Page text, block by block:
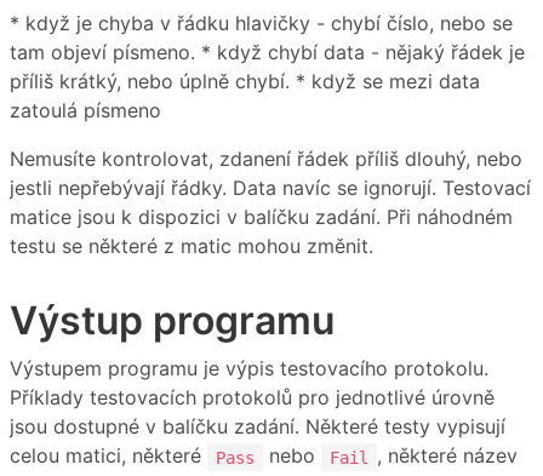
* když je chyba v řádku hlavičky - chybí číslo, nebo se
tam objeví písmeno. * když chybí data - nějaký řádek je
příliš krátký, nebo úplně chybí. * když se mezi data
zatoulá písmeno
Nemusíte kontrolovat, zdanení řádek příliš dlouhý, nebo
jestli nepřebývají řádky. Data navíc se ignorují. Testovací
matice jsou k dispozici v balíčku zadání. Při náhodném
testu se některé z matic mohou změnit.
Výstup programu
Výstupem programu je výpis testovacího protokolu.
Příklady testovacích protokolů pro jednotlivé úrovně
jsou dostupné v balíčku zadání. Některé testy vypisují
celou matici, některé
Pass nebo Fail
, některé název